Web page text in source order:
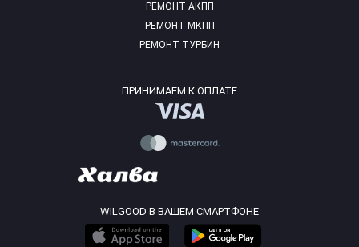
РЕМОНТ АКПП
РЕМОНТ МКПП
РЕМОНТ ТУРБИН
ПРИНИМАЕМ К ОПЛАТЕ
WILGOOD В ВАШЕМ СМАРТФОНЕ